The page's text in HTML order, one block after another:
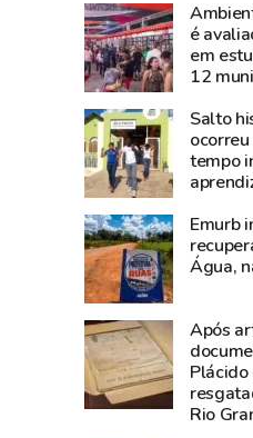
Super
Niño
ameaça
Amazônia
Ocidental:
Acre
projeta
crescimento
de
4%
do
PIB
Acre
destinou
7,1%
do
orçamento
investimentos
entre
2019
2025,
aponta
levantamento
é
em
12
Salto
tempo
Emurb
Água,
Após
Rio